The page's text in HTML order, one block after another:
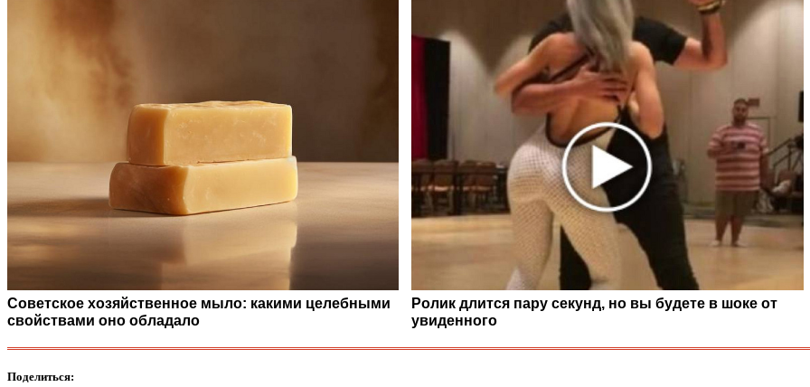
Советское хозяйственное мыло: какими целебными
свойствами оно обладало
Ролик длится пару секунд, но вы будете в шоке от
увиденного
Поделиться: